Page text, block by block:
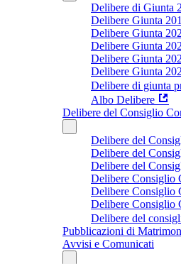
Delibere di Giunta
Delibere Giunta
Delibere Giunta
Delibere Giunta
Delibere Giunta
Delibere Giunta
Delibere di giunta
Albo Delibere
Delibere del Consiglio
Delibere del
Delibere del
Delibere del
Delibere Consiglio
Delibere Consiglio
Delibere Consiglio
Delibere del
Pubblicazioni di
Avvisi e Comunicati